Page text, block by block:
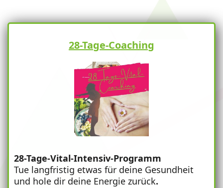
28-Tage-Coaching
28-Tage-Vital-Intensiv-Programm
Tue langfristig etwas für deine Gesundheit
und hole dir deine Energie zurück.